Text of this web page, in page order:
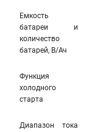
Емкость
батареи и
количество
батарей, В/Ач
Функция
холодного
старта
Диапазон тока